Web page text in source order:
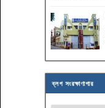
ব্লগ সংরক্ষাণাগার